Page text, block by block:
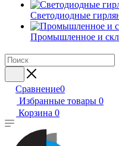
Светодиодные
Промышленное и
Сравнение0
Избранные товары 0
Корзина 0